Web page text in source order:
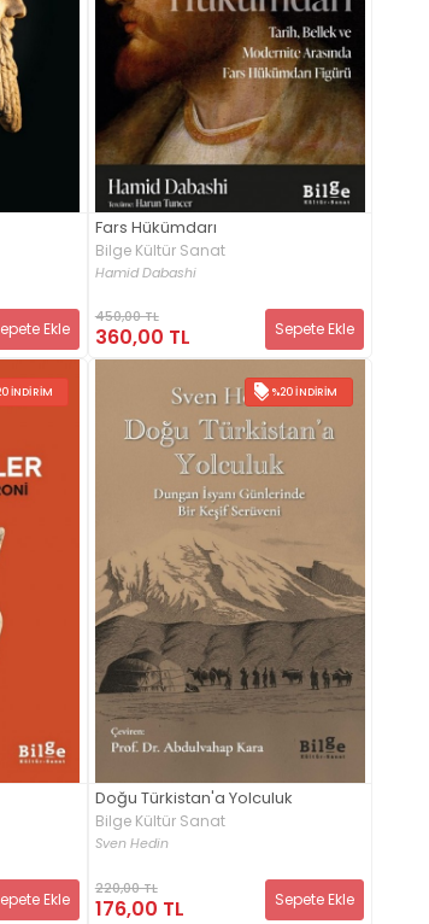
Ekle
Fars Hükümdarı
Bilge Kültür Sanat
Hamid Dabashi
450,00 TL
360,00 TL Sepete Ekle
İNDIRIM
Ekle
%20 İNDIRIM
Doğu Türkistan'a Yolculuk
Bilge Kültür Sanat
Sven Hedin
220,00 TL
176,00 TL Sepete Ekle